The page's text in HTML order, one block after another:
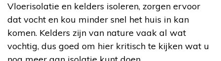
Vloerisolatie en kelders isoleren, zorgen ervoor
dat vocht en kou minder snel het huis in kan
komen. Kelders zijn van nature vaak al wat
vochtig, dus goed om hier kritisch te kijken wat u